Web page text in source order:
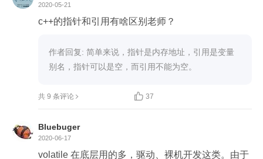
2020-05-21
c++的指针和引用有啥区别老师？
作者回复: 简单来说，指针是内存地址，引用是变量
别名，指针可以是空，而引用不能为空。
共 9 条评论  37
Bluebuger
2020-06-17
volatile 在底层用的多，驱动、裸机开发这类。由于